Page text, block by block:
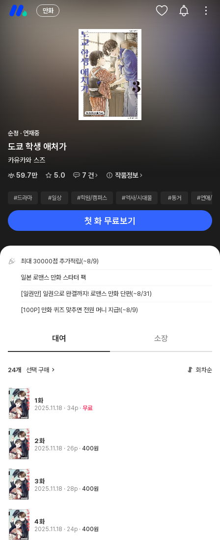
만화
순정 · 연재중
도쿄 학생 애처가
카유카와 스즈
59.7만
5.0 7 건 작품정보
#드라마 #일상 #학원/캠퍼스 #역사/시대물 #동거 #연애/결
첫 화 무료보기
최대 30000점 추가적립(~8/9)
일본 로맨스 만화 스타터 팩
[일권만] 일권으로 완결까지! 로맨스 만화 단편(~8/31)
[100P] 만화 퀴즈 맞추면 전원 머니 지급!(~8/9)
대여 소장
24개 선택 구매 회차순
1화
2025.11.18 · 34p 무료
2화
2025.11.18 · 26p 400원
3화
2025.11.18 · 28p 400원
4화
2025.11.18 · 24p 400원